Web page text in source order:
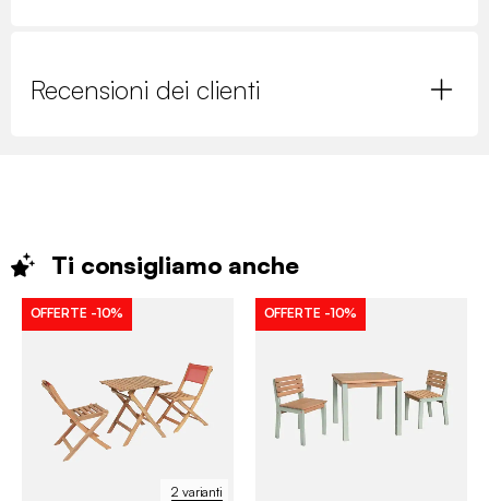
Recensioni dei clienti
Ti consigliamo anche
2 varianti
OFFERTE -10% OFFERTE -10%